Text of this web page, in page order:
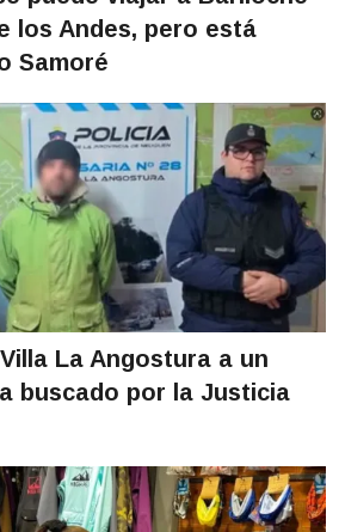
los Andes, pero está
Samoré
La Angostura a un
buscado por la Justicia